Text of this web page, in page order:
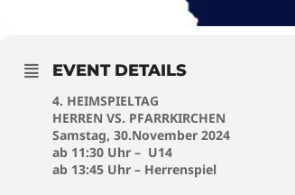
EVENT DETAILS
4. HEIMSPIELTAG
HERREN VS. PFARRKIRCHEN
Samstag, 30.November 2024
ab 11:30 Uhr – U14
ab 13:45 Uhr – Herrenspiel